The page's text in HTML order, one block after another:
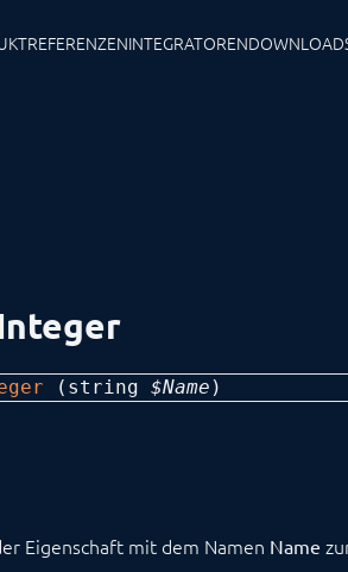
REFERENZENINTEGRATOREN
( string $Name )
Eigenschaft mit dem Namen Name